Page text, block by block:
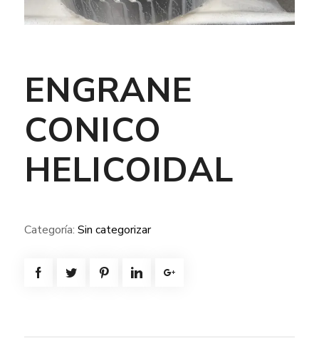
ENGRANE
CONICO
HELICOIDAL
Categoría: Sin categorizar